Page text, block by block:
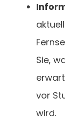
Sie,
vor
wird.